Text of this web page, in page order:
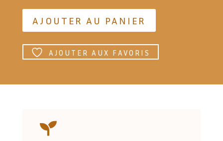
AJOUTER AU PANIER
AJOUTER AUX FAVORIS
